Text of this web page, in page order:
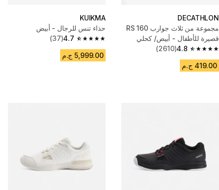
DECATHLON
مجموعة من ثلاث جوارب RS 160
قصيرة للأطفال - أبيض/ كحلي
4.8
4.8 out of 5 stars from 2610 reviews
(2610)
419.00 ج.م
KUIKMA
حذاء تنس للرجال - أبيض
4.7
4.7 out of 5 stars from 37 reviews
(37)
5,999.00 ج.م